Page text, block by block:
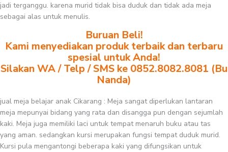
jadi terganggu. karena murid tidak bisa duduk dan tidak ada meja
sebagai alas untuk menulis.
Buruan Beli!
Kami menyediakan produk terbaik dan terbaru
spesial untuk Anda!
Silakan WA / Telp / SMS ke 0852.8082.8081 (Bu
Nanda)
jual meja belajar anak Cikarang : Meja sangat diperlukan lantaran
meja mepunyai bidang yang rata dan disangga pun dengan sejumlah
kaki. Meja juga memiliki laci untuk tempat menaruh buku atau tas
yang aman. sedangkan kursi merupakan fungsi tempat duduk murid.
Kursi pula mengantongi beberapa kaki yang difungsikan untuk